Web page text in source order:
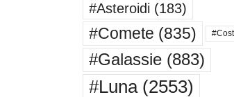
#Asteroidi (183)
#Comete (835)
#Galassie(883)
#Luna(2553)